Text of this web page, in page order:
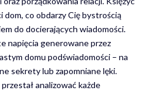
co obdarzy Cię bystrością
do docierających wiadomości.
napięcia generowane przez
domu podświadomości – na
sekrety lub zapomniane lęki.
analizować każde